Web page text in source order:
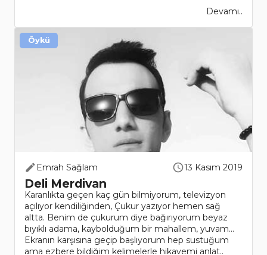
Devamı..
Emrah Sağlam 13 Kasım 2019
Deli Merdivan
Karanlıkta geçen kaç gün bilmiyorum, televizyon
açılıyor kendiliğinden, Çukur yazıyor hemen sağ
altta. Benim de çukurum diye bağırıyorum beyaz
bıyıklı adama, kaybolduğum bir mahallem, yuvam...
Ekranın karşısına geçip başlıyorum hep sustuğum
ama ezbere bildiğim kelimelerle hikayemi anlat..
Öykü